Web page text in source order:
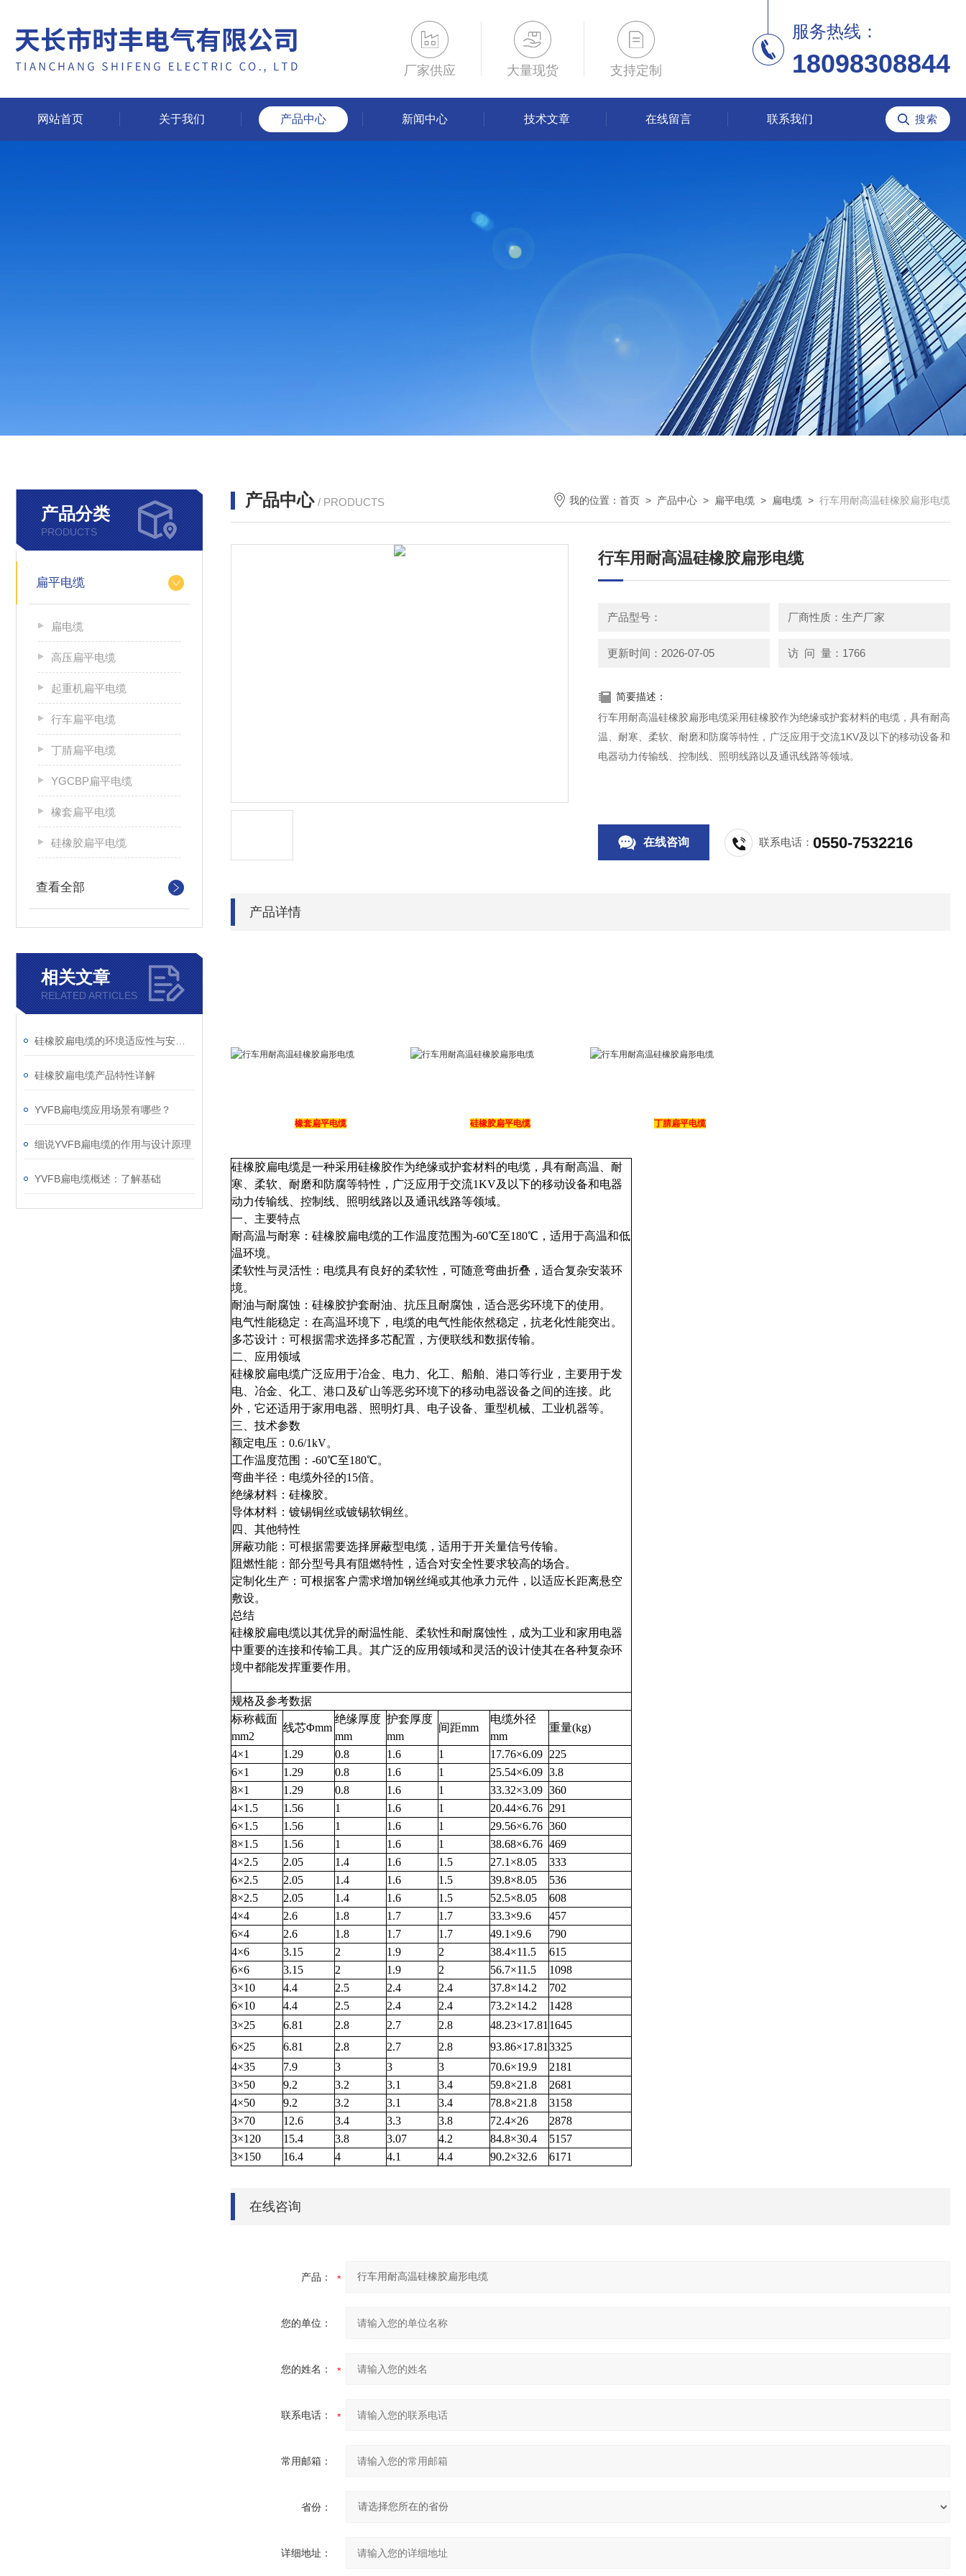
厂家供应 大量现货 支持定制
服务热线：
18098308844
网站首页 关于我们 产品中心 新闻中心 技术文章 在线留言 联系我们
产品分类
PRODUCTS
扁平电缆
扁电缆
高压扁平电缆
起重机扁平电缆
行车扁平电缆
丁腈扁平电缆
YGCBP扁平电缆
橡套扁平电缆
硅橡胶扁平电缆
查看全部
相关文章
RELATED ARTICLES
硅橡胶扁电缆产品特性详解
YVFB扁电缆应用场景有哪些？
细说YVFB扁电缆的作用与设计原理
YVFB扁电缆概述：了解基础
产品中心 / PRODUCTS 我的位置： 首页 > 产品中心 > 扁平电缆 > 扁电缆 > 行车用耐高温硅橡胶扁形电缆
行车用耐高温硅橡胶扁形电缆
产品型号： 厂商性质：生产厂家
更新时间：2026-07-05 访 问 量：1766
简要描述：
行车用耐高温硅橡胶扁形电缆采用硅橡胶作为绝缘或护套材料的电缆，具有耐高
温、耐寒、柔软、耐磨和防腐等特性，广泛应用于交流1KV及以下的移动设备和
电器动力传输线、控制线、照明线路以及通讯线路等领域。
在线咨询 联系电话：0550-7532216
产品详情
橡套扁平电缆 硅橡胶扁平电缆 丁腈扁平电缆
硅橡胶扁电缆是一种采用硅橡胶作为绝缘或护套材料的电缆，具有耐高温、耐
寒、柔软、耐磨和防腐等特性，广泛应用于交流1KV及以下的移动设备和电器
动力传输线、控制线、照明线路以及通讯线路等领域。
一、主要特点
耐高温与耐寒：硅橡胶扁电缆的工作温度范围为-60℃至180℃，适用于高温和低
温环境。
柔软性与灵活性：电缆具有良好的柔软性，可随意弯曲折叠，适合复杂安装环
境。
耐油与耐腐蚀：硅橡胶护套耐油、抗压且耐腐蚀，适合恶劣环境下的使用。
电气性能稳定：在高温环境下，电缆的电气性能依然稳定，抗老化性能突出。
多芯设计：可根据需求选择多芯配置，方便联线和数据传输。
二、应用领域
硅橡胶扁电缆广泛应用于冶金、电力、化工、船舶、港口等行业，主要用于发
电、冶金、化工、港口及矿山等恶劣环境下的移动电器设备之间的连接。此
外，它还适用于家用电器、照明灯具、电子设备、重型机械、工业机器等。
三、技术参数
额定电压：0.6/1kV。
工作温度范围：-60℃至180℃。
弯曲半径：电缆外径的15倍。
绝缘材料：硅橡胶。
导体材料：镀锡铜丝或镀锡软铜丝。
四、其他特性
屏蔽功能：可根据需要选择屏蔽型电缆，适用于开关量信号传输。
阻燃性能：部分型号具有阻燃特性，适合对安全性要求较高的场合。
定制化生产：可根据客户需求增加钢丝绳或其他承力元件，以适应长距离悬空
敷设。
总结
硅橡胶扁电缆以其优异的耐温性能、柔软性和耐腐蚀性，成为工业和家用电器
中重要的连接和传输工具。其广泛的应用领域和灵活的设计使其在各种复杂环
境中都能发挥重要作用。
规格及参考数据
标称截面
mm2
线芯Φmm
绝缘厚度
mm
护套厚度
mm
间距mm
电缆外径
mm
重量(kg)
4×1 1.29 0.8 1.6 1 17.76×6.09 225
6×1
1.29 0.8 1.6 1 25.54×6.09 3.8
8×1
1.29 0.8 1.6 1 33.32×3.09 360
4×1.5
1.56 1 1.6 1 20.44×6.76 291
6×1.5
1.56 1 1.6 1 29.56×6.76 360
8×1.5
1.56 1 1.6 1 38.68×6.76 469
4×2.5
2.05 1.4 1.6 1.5 27.1×8.05
333
6×2.5
2.05 1.4 1.6 1.5 39.8×8.05
536
8×2.5
2.05 1.4 1.6 1.5 52.5×8.05
608
4×4
2.6 1.8 1.7 1.7 33.3×9.6
457
6×4
2.6 1.8 1.7 1.7 49.1×9.6
790
4×6
3.15 2 1.9 2 38.4×11.5
615
6×6
3.15 2 1.9 2 56.7×11.5
1098
3×10
4.4 2.5 2.4 2.4 37.8×14.2
702
6×10
4.4 2.5 2.4 2.4 73.2×14.2
1428
3×25
6.81 2.8 2.7 2.8 48.23×17.81 1645
6×25
6.81 2.8 2.7 2.8 93.86×17.81 3325
4×35
7.9 3 3 3 70.6×19.9
2181
3×50
9.2 3.2 3.1 3.4 59.8×21.8
2681
4×50
9.2 3.2 3.1 3.4 78.8×21.8
3158
3×70
12.6 3.4 3.3 3.8 72.4×26
2878
3×120
15.4 3.8 3.07 4.2 84.8×30.4
5157
3×150
16.4 4 4.1 4.4 90.2×32.6 6171
在线咨询
产品：
您的单位：
您的姓名：
联系电话：
常用邮箱：
省份：
详细地址：